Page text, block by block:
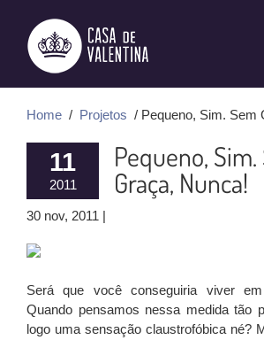
conteúdo
Home / Projetos / Pequeno, Sim. Sem
11
2011
Pequeno,
Graça, Nunca!
30 nov, 2011 |
Será que você conseguiria viver
Quando pensamos nessa medida tão
logo uma sensação claustrofóbica né?